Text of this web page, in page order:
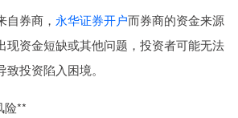
自券商， 永华证券开户而券商的资金来源
现资金短缺或其他问题，投资者可能无法
投资陷入困境。
险**